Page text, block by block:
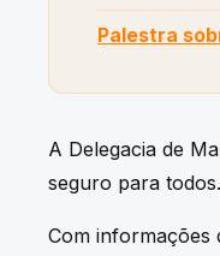
Palestra
A Delegacia de
seguro para todos.
Com informações